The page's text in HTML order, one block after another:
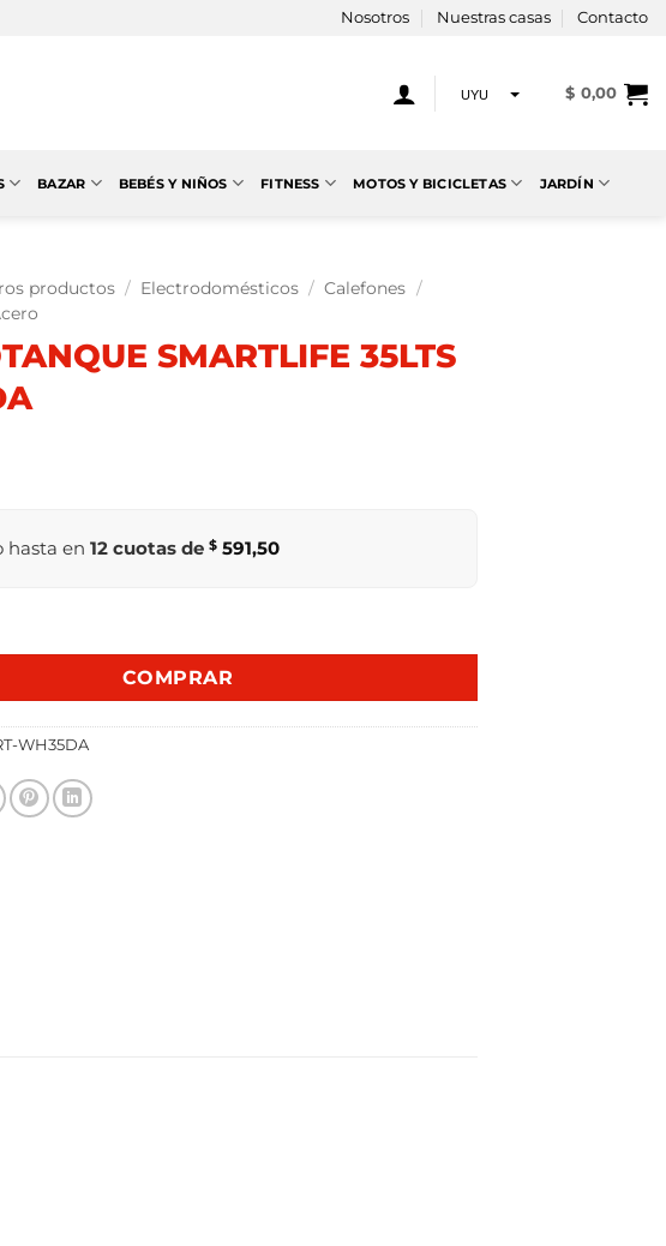
Nosotros Nuestras casas Contacto
UYU $ 0,00
BAZAR BEBÉS Y NIÑOS FITNESS MOTOS Y BICICLETAS JARDÍN
productos / Electrodomésticos / Calefones /
SMARTLIFE 35LTS
hasta en 12 cuotas de $ 591,50
SMARTLIFE 35LTS WH35DA cantidad
COMPRAR
WH35DA